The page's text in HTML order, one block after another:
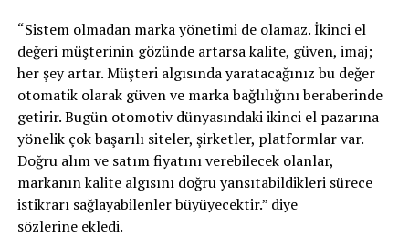
“Sistem olmadan marka yönetimi de olamaz. İkinci el
değeri müşterinin gözünde artarsa kalite, güven, imaj;
her şey artar. Müşteri algısında yaratacağınız bu değer
otomatik olarak güven ve marka bağlılığını beraberinde
getirir. Bugün otomotiv dünyasındaki ikinci el pazarına
yönelik çok başarılı siteler, şirketler, platformlar var.
Doğru alım ve satım fiyatını verebilecek olanlar,
markanın kalite algısını doğru yansıtabildikleri sürece
istikrarı sağlayabilenler büyüyecektir.” diye
sözlerine ekledi.